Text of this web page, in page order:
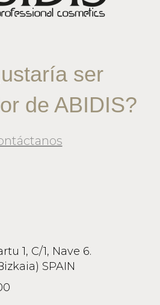
ser
de ABIDIS?
1, C/1, Nave 6.
SPAIN